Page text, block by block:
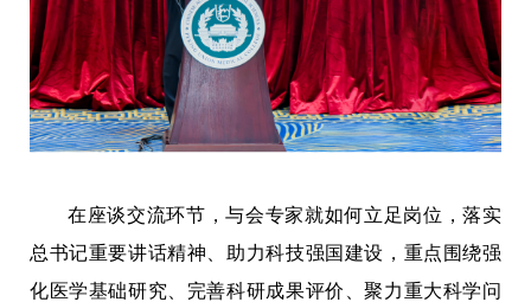
在座谈交流环节，与会专家就如何立足岗位，落实
总书记重要讲话精神、助力科技强国建设，重点围绕强
化医学基础研究、完善科研成果评价、聚力重大科学问